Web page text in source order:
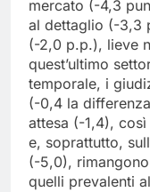
mercato (-4,3
al dettaglio (-3,3
(-2,0 p.p.), lieve
quest’ultimo
temporale, i
(-0,4 la
attesa (-1,4),
e, soprattutto,
(-5,0),
quelli prevalenti